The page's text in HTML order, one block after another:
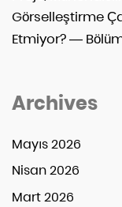
Görselleştirme
Etmiyor? —
Archives
Mayıs 2026
Nisan 2026
Mart 2026